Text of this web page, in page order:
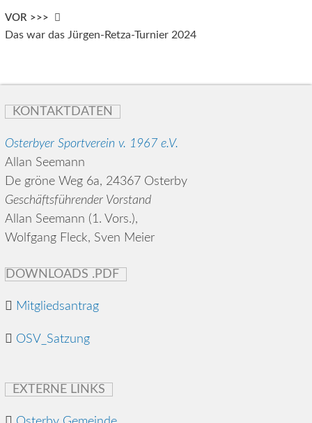
VOR >>>
Das war das Jürgen-Retza-Turnier 2024
KONTAKTDATEN
Osterbyer Sportverein v. 1967 e.V.
Allan Seemann
De gröne Weg 6a, 24367 Osterby
Geschäftsführender Vorstand
Allan Seemann (1. Vors.),
Wolfgang Fleck, Sven Meier
DOWNLOADS .PDF
Mitgliedsantrag
OSV_Satzung
EXTERNE LINKS